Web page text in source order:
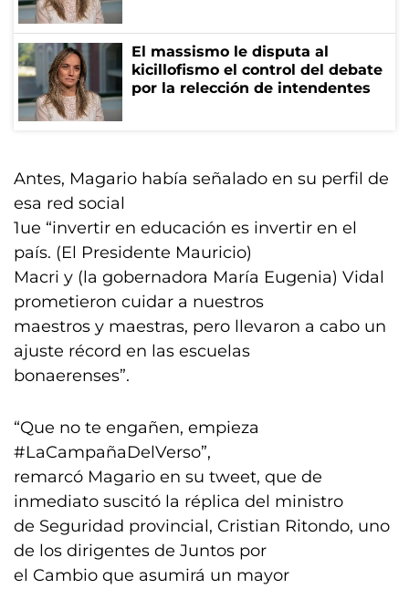
El massismo le disputa al
kicillofismo el control del debate
por la relección de intendentes
Antes, Magario había señalado en su perfil de
esa red social
1ue “invertir en educación es invertir en el
país. (El Presidente Mauricio)
Macri y (la gobernadora María Eugenia) Vidal
prometieron cuidar a nuestros
maestros y maestras, pero llevaron a cabo un
ajuste récord en las escuelas
bonaerenses”.
“Que no te engañen, empieza
#LaCampañaDelVerso”,
remarcó Magario en su tweet, que de
inmediato suscitó la réplica del ministro
de Seguridad provincial, Cristian Ritondo, uno
de los dirigentes de Juntos por
el Cambio que asumirá un mayor